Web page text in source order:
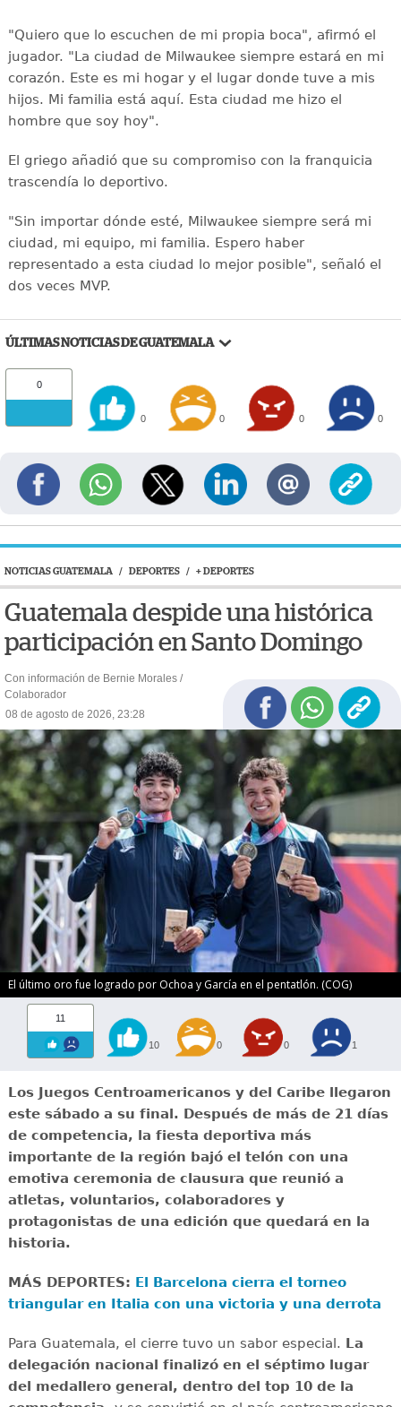
"Quiero que lo escuchen de mi propia boca", afirmó el
jugador. "La ciudad de Milwaukee siempre estará en mi
corazón. Este es mi hogar y el lugar donde tuve a mis
hijos. Mi familia está aquí. Esta ciudad me hizo el
hombre que soy hoy".
El griego añadió que su compromiso con la franquicia
trascendía lo deportivo.
"Sin importar dónde esté, Milwaukee siempre será mi
ciudad, mi equipo, mi familia. Espero haber
representado a esta ciudad lo mejor posible", señaló el
dos veces MVP.
ÚLTIMAS NOTICIAS DE GUATEMALA
0
0 0 0 0
NOTICIAS GUATEMALA / DEPORTES / + DEPORTES
Guatemala despide una histórica
participación en Santo Domingo
Con información de Bernie Morales /
Colaborador
08 de agosto de 2026, 23:28
El último oro fue logrado por Ochoa y García en el pentatlón. (COG)
11
10 0 0 1
Los Juegos Centroamericanos y del Caribe llegaron
este sábado a su final. Después de más de 21 días
de competencia, la fiesta deportiva más
importante de la región bajó el telón con una
emotiva ceremonia de clausura que reunió a
atletas, voluntarios, colaboradores y
protagonistas de una edición que quedará en la
historia.
MÁS DEPORTES: El Barcelona cierra el torneo
triangular en Italia con una victoria y una derrota
Para Guatemala, el cierre tuvo un sabor especial. La
delegación nacional finalizó en el séptimo lugar
del medallero general, dentro del top 10 de la